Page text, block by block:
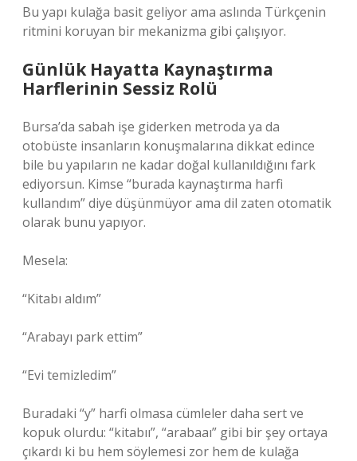
Bu yapı kulağa basit geliyor ama aslında Türkçenin
ritmini koruyan bir mekanizma gibi çalışıyor.
Günlük Hayatta Kaynaştırma
Harflerinin Sessiz Rolü
Bursa’da sabah işe giderken metroda ya da
otobüste insanların konuşmalarına dikkat edince
bile bu yapıların ne kadar doğal kullanıldığını fark
ediyorsun. Kimse “burada kaynaştırma harfi
kullandım” diye düşünmüyor ama dil zaten otomatik
olarak bunu yapıyor.
Mesela:
“Kitabı aldım”
“Arabayı park ettim”
“Evi temizledim”
Buradaki “y” harfi olmasa cümleler daha sert ve
kopuk olurdu: “kitabıı”, “arabaaı” gibi bir şey ortaya
çıkardı ki bu hem söylemesi zor hem de kulağa